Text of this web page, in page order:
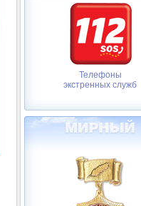
Телефоны
экстренных служб